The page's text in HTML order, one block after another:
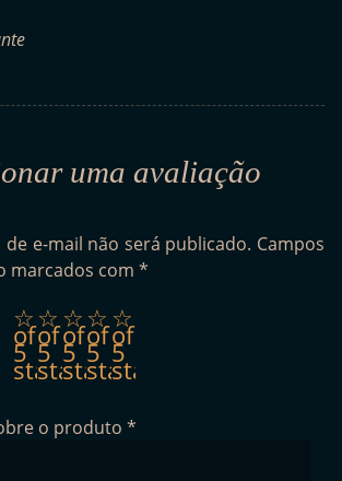
uma avaliação
de e-mail não será publicado. Campos
marcados com *
1
of
5
stars
2
of
5
stars
3
of
5
stars
4
of
5
stars
of
5
stars
o produto *